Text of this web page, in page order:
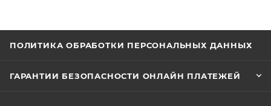
ПОЛИТИКА ОБРАБОТКИ ПЕРСОНАЛЬНЫХ ДАННЫХ
ГАРАНТИИ БЕЗОПАСНОСТИ ОНЛАЙН ПЛАТЕЖЕЙ